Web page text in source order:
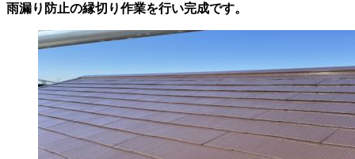
雨漏り防止の縁切り作業を行い完成です。